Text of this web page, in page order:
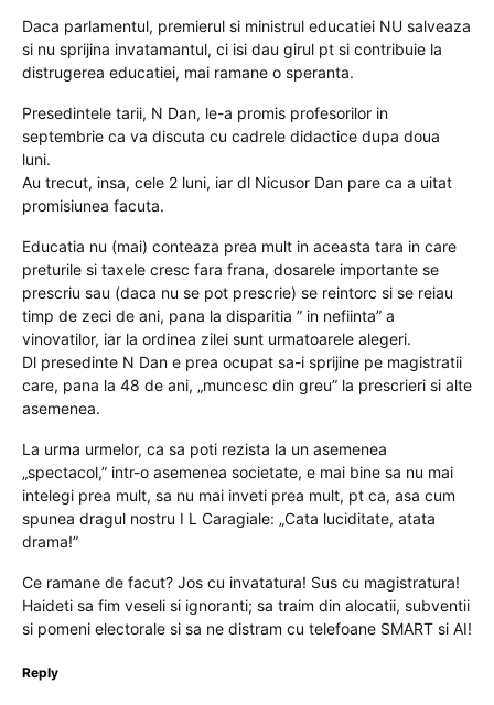
Daca parlamentul, premierul si ministrul educatiei NU salveaza
si nu sprijina invatamantul, ci isi dau girul pt si contribuie la
distrugerea educatiei, mai ramane o speranta.
Presedintele tarii, N Dan, le-a promis profesorilor in
septembrie ca va discuta cu cadrele didactice dupa doua
luni.
Au trecut, insa, cele 2 luni, iar dl Nicusor Dan pare ca a uitat
promisiunea facuta.
Educatia nu (mai) conteaza prea mult in aceasta tara in care
preturile si taxele cresc fara frana, dosarele importante se
prescriu sau (daca nu se pot prescrie) se reintorc si se reiau
timp de zeci de ani, pana la disparitia ” in nefiinta” a
vinovatilor, iar la ordinea zilei sunt urmatoarele alegeri.
Dl presedinte N Dan e prea ocupat sa-i sprijine pe magistratii
care, pana la 48 de ani, „muncesc din greu” la prescrieri si alte
asemenea.
La urma urmelor, ca sa poti rezista la un asemenea
„spectacol,” intr-o asemenea societate, e mai bine sa nu mai
intelegi prea mult, sa nu mai inveti prea mult, pt ca, asa cum
spunea dragul nostru I L Caragiale: „Cata luciditate, atata
drama!”
Ce ramane de facut? Jos cu invatatura! Sus cu magistratura!
Haideti sa fim veseli si ignoranti; sa traim din alocatii, subventii
si pomeni electorale si sa ne distram cu telefoane SMART si AI!
Reply